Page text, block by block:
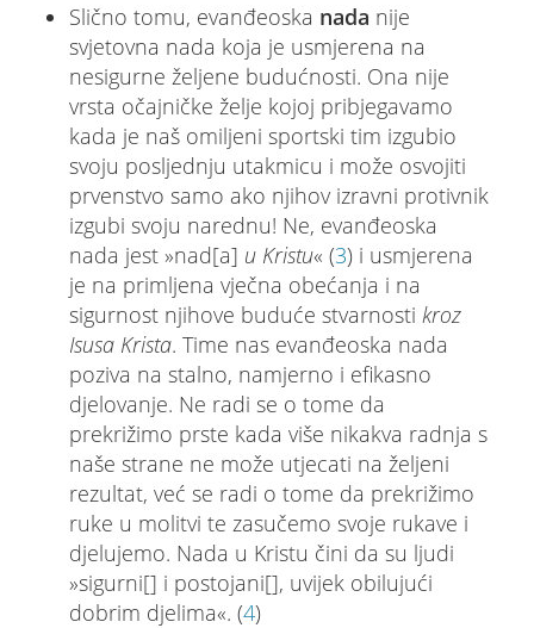
Slično tomu, evanđeoska nada nije
svjetovna nada koja je usmjerena na
nesigurne željene budućnosti. Ona nije
vrsta očajničke želje kojoj pribjegavamo
kada je naš omiljeni sportski tim izgubio
svoju posljednju utakmicu i može osvojiti
prvenstvo samo ako njihov izravni protivnik
izgubi svoju narednu! Ne, evanđeoska
nada jest »nad[a] u Kristu« (3) i usmjerena
je na primljena vječna obećanja i na
sigurnost njihove buduće stvarnosti kroz
Isusa Krista. Time nas evanđeoska nada
poziva na stalno, namjerno i efikasno
djelovanje. Ne radi se o tome da
prekrižimo prste kada više nikakva radnja s
naše strane ne može utjecati na željeni
rezultat, već se radi o tome da prekrižimo
ruke u molitvi te zasučemo svoje rukave i
djelujemo. Nada u Kristu čini da su ljudi
»sigurni[] i postojani[], uvijek obilujući
dobrim djelima«. (4)